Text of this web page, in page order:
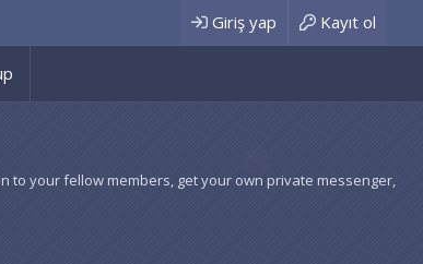
Giriş yap Kayıt ol
to your fellow members, get your own private messenger,